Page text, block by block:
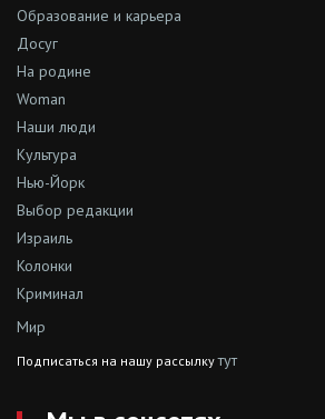
Образование и карьера
Досуг
На родине
Woman
Наши люди
Культура
Нью-Йорк
Выбор редакции
Израиль
Колонки
Криминал
Мир
Подписаться на нашу рассылкутут